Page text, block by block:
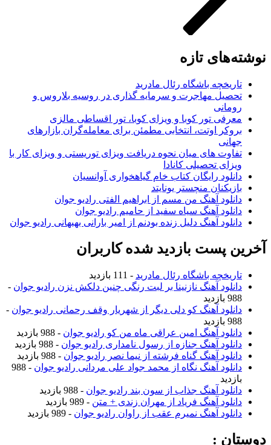
نوشته‌های تازه
تاریخچه باشگاه رئال مادرید
تحصیل مهاجرت و سرمایه گذاری در روسیه بلاروس و
رومانی
معرفی تور کوبا و ویزای کوبا، تور اقساطی مالزی
بروکر اوتت، انتخابی مطمئن برای معامله‌گران بازارهای
جهانی
تفاوت های میان نحوه دریافت ویزای توریستی و ویزای کار با
ویزای تحصیلی کانادا
دانلود رایگان کتاب خام گیاهخواری آوانسیان
بازیکنان منچستر یونایتد
دانلود آهنگ من مسم از ابراهیم الفتی رادیو جوان
دانلود آهنگ سیاه سفید از حامیم رادیو جوان
دانلود آهنگ دلیل زنده بودنم از امیر بارانی بهبهانی رادیو جوان
آخرین پست بازدید شده کاربران
تاریخچه باشگاه رئال مادرید - 111 بازدید
دانلود آهنگ نازنینا بر لبت رنگی چنین دلکش نزن رادیو جوان -
988 بازدید
دانلود آهنگ کو دلی دیگر از شهریار وقف رحمانی رادیو جوان -
988 بازدید
دانلود آهنگ امین عراقی ماه من کو رادیو جوان - 988 بازدید
دانلود آهنگ جنازه از رسول نامداری رادیو جوان - 988 بازدید
دانلود آهنگ گناه فرشته از نیما نصر رادیو جوان - 988 بازدید
دانلود آهنگ نگاه از محمد جواد علی مردانی رادیو جوان
- 988
بازدید
دانلود آهنگ جذاب از سون بند رادیو جوان - 988 بازدید
دانلود آهنگ فریاد از مهران زندی + متن - 989 بازدید
دانلود آهنگ نمیرم عقب از راوان رادیو جوان - 989 بازدید
دوستان :